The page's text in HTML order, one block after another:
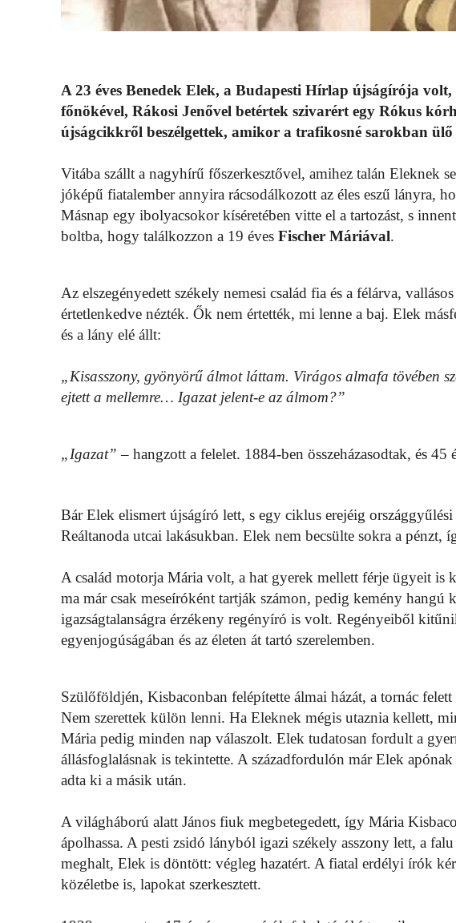
A 23 éves Benedek Elek, a Budapesti Hírlap újságírója
főnökével, Rákosi Jenővel betértek szivarért egy Rókus
újságcikkről beszélgettek, amikor a trafikosné sarokban ülő
Vitába szállt a nagyhírű főszerkesztővel, amihez talán Eleknek
jóképű fiatalember annyira rácsodálkozott az éles eszű lányra,
Másnap egy ibolyacsokor kíséretében vitte el a tartozást, s
boltba, hogy találkozzon a 19 éves Fischer Máriával.
Az elszegényedett székely nemesi család fia és a félárva,
értetlenkedve nézték. Ők nem értették, mi lenne a baj. Elek
és a lány elé állt:
„Kisasszony, gyönyörű álmot láttam. Virágos almafa tövében
ejtett a mellemre… Igazat jelent-e az álmom?”
„Igazat” – hangzott a felelet. 1884-ben összeházasodtak, és
Bár Elek elismert újságíró lett, s egy ciklus erejéig
Reáltanoda utcai lakásukban. Elek nem becsülte sokra a pénzt,
A család motorja Mária volt, a hat gyerek mellett férje ügyeit is
ma már csak meseíróként tartják számon, pedig kemény hangú
igazságtalanságra érzékeny regényíró is volt. Regényeiből
egyenjogúságában és az életen át tartó szerelemben.
Szülőföldjén, Kisbaconban felépítette álmai házát, a tornác
Nem szerettek külön lenni. Ha Eleknek mégis utaznia kellett,
Mária pedig minden nap válaszolt. Elek tudatosan fordult a
állásfoglalásnak is tekintette. A századfordulón már Elek
adta ki a másik után.
A világháború alatt János fiuk megbetegedett, így Mária
ápolhassa. A pesti zsidó lányból igazi székely asszony lett, a
meghalt, Elek is döntött: végleg hazatért. A fiatal erdélyi írók
közéletbe is, lapokat szerkesztett.